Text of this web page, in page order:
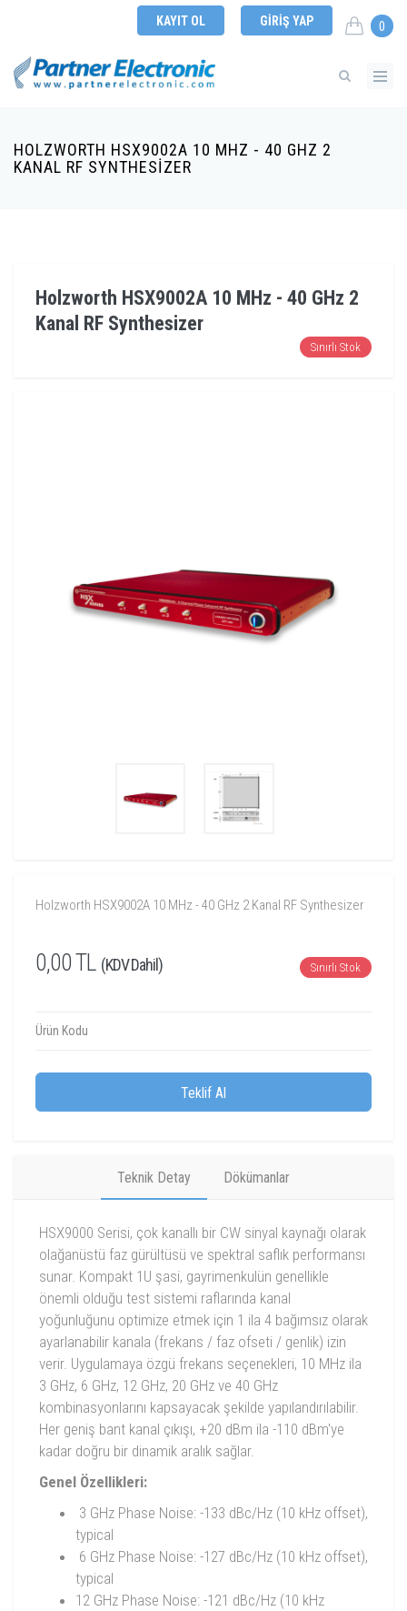
KAYIT OL GIRIŞ YAP 0
HOLZWORTH HSX9002A 10 MHZ - 40 GHZ 2
KANAL RF SYNTHESIZER
Holzworth HSX9002A 10 MHz - 40 GHz 2
Kanal RF Synthesizer
Sınırlı Stok
Holzworth HSX9002A 10 MHz - 40 GHz 2 Kanal RF Synthesizer
0,00 TL (KDV Dahil) Sınırlı Stok
Ürün Kodu
Teklif Al
Teknik Detay Dökümanlar
HSX9000 Serisi, çok kanallı bir CW sinyal kaynağı olarak
olağanüstü faz gürültüsü ve spektral saflık performansı
sunar. Kompakt 1U şasi, gayrimenkulün genellikle
önemli olduğu test sistemi raflarında kanal
yoğunluğunu optimize etmek için 1 ila 4 bağımsız olarak
ayarlanabilir kanala (frekans / faz ofseti / genlik) izin
verir. Uygulamaya özgü frekans seçenekleri, 10 MHz ila
3 GHz, 6 GHz, 12 GHz, 20 GHz ve 40 GHz
kombinasyonlarını kapsayacak şekilde yapılandırılabilir.
Her geniş bant kanal çıkışı, +20 dBm ila -110 dBm'ye
kadar doğru bir dinamik aralık sağlar.
Genel Özellikleri:
3 GHz Phase Noise: -133 dBc/Hz (10 kHz offset),
typical
6 GHz Phase Noise: -127 dBc/Hz (10 kHz offset),
typical
12 GHz Phase Noise: -121 dBc/Hz (10 kHz